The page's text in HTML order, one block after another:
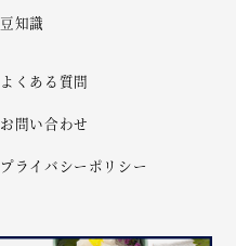
豆知識
よくある質問
お問い合わせ
プライバシーポリシー